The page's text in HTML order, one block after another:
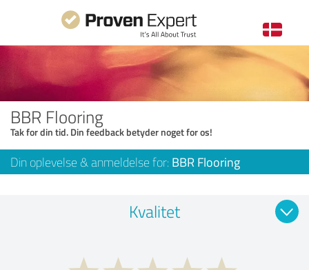
BBR Flooring
Tak for din tid. Din feedback betyder noget for os!
Din oplevelse & anmeldelse for: BBR Flooring
Kvalitet